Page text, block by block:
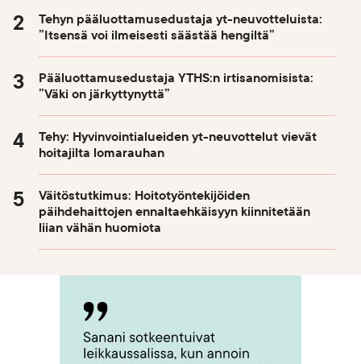
Tehyn pääluottamusedustaja yt-neuvotteluista:
”Itsensä voi ilmeisesti säästää hengiltä”
Pääluottamusedustaja YTHS:n irtisanomisista:
”Väki on järkyttynyttä”
Tehy: Hyvinvointialueiden yt-neuvottelut vievät
hoitajilta lomarauhan
Väitöstutkimus: Hoitotyöntekijöiden
päihdehaittojen ennaltaehkäisyyn kiinnitetään
liian vähän huomiota